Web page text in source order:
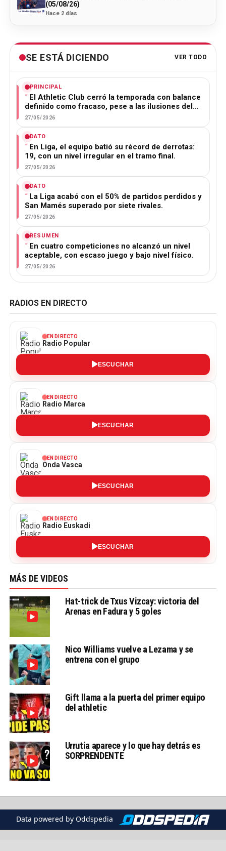
(05/08/26)
Hace 2 días
SE ESTÁ DICIENDO VER TODO
PRINCIPAL
El Athletic Club cerró la temporada con balance
definido como fracaso, pese a las ilusiones del…
27/05/2026
DATO
En Liga, el equipo batió su récord de derrotas:
19, con un nivel irregular en el tramo final.
27/05/2026
DATO
La Liga acabó con el 50% de partidos perdidos y
San Mamés superado por siete rivales.
27/05/2026
RESUMEN
En cuatro competiciones no alcanzó un nivel
aceptable, con escaso juego y bajo nivel físico.
27/05/2026
RADIOS EN DIRECTO
EN DIRECTO
Radio Popular
ESCUCHAR
EN DIRECTO
Radio Marca
ESCUCHAR
EN DIRECTO
Onda Vasca
ESCUCHAR
EN DIRECTO
Radio Euskadi
ESCUCHAR
MÁS DE VIDEOS
Hat-trick de Txus Vizcay: victoria del
Arenas en Fadura y 5 goles
Nico Williams vuelve a Lezama y se
entrena con el grupo
Gift llama a la puerta del primer equipo
del athletic
Urrutia aparece y lo que hay detrás es
SORPRENDENTE
Data powered by Oddspedia